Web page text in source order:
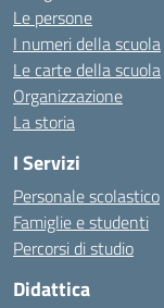
Le persone
I numeri della scuola
Le carte della scuola
Organizzazione
La storia
I Servizi
Personale scolastico
Famiglie e studenti
Percorsi di studio
Didattica